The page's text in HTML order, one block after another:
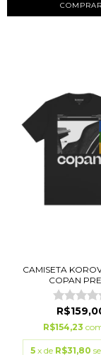
COMPRAR
CAMISETA
COPAN
R$154,23
5 x de R$31,80